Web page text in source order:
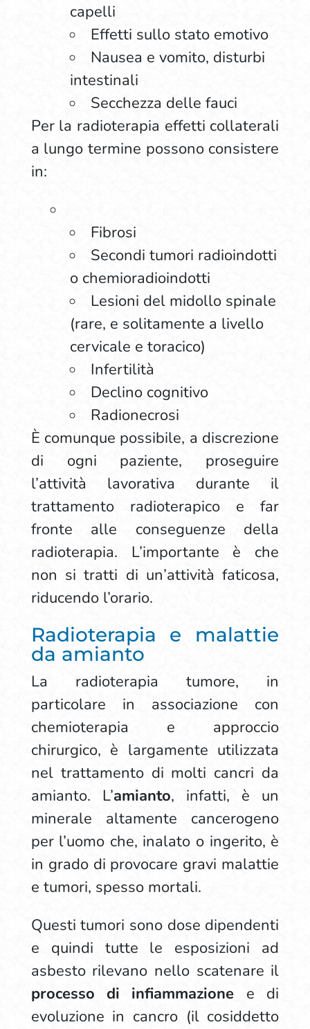
capelli
Effetti sullo stato emotivo
Nausea e vomito, disturbi
intestinali
Secchezza delle fauci
Per la radioterapia effetti collaterali
a lungo termine possono consistere
in:
Fibrosi
Secondi tumori radioindotti
o chemioradioindotti
Lesioni del midollo spinale
(rare, e solitamente a livello
cervicale e toracico)
Infertilità
Declino cognitivo
Radionecrosi
È comunque possibile, a discrezione
di ogni paziente, proseguire
l’attività lavorativa durante il
trattamento radioterapico e far
fronte alle conseguenze della
radioterapia. L’importante è che
non si tratti di un’attività faticosa,
riducendo l’orario.
Radioterapia e malattie
da amianto
La radioterapia tumore, in
particolare in associazione con
chemioterapia e approccio
chirurgico, è largamente utilizzata
nel trattamento di molti cancri da
amianto. L’amianto, infatti, è un
minerale altamente cancerogeno
per l’uomo che, inalato o ingerito, è
in grado di provocare gravi malattie
e tumori, spesso mortali.
Questi tumori sono dose dipendenti
e quindi tutte le esposizioni ad
asbesto rilevano nello scatenare il
processo di infiammazione e di
evoluzione in cancro (il cosiddetto